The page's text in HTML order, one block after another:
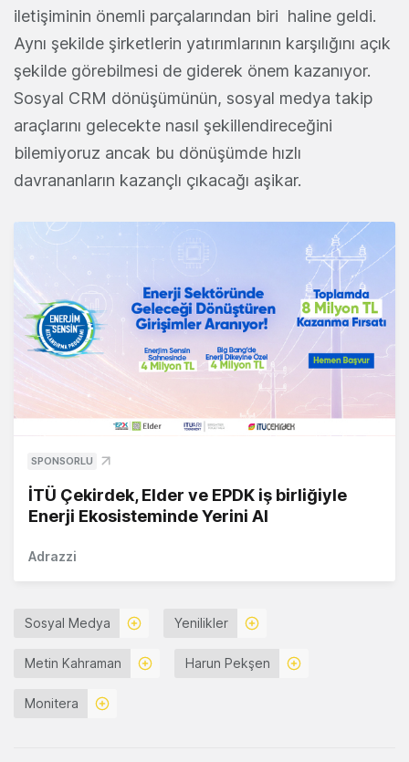
iletişiminin önemli parçalarından biri haline geldi.
Aynı şekilde şirketlerin yatırımlarının karşılığını açık
şekilde görebilmesi de giderek önem kazanıyor.
Sosyal CRM dönüşümünün, sosyal medya takip
araçlarını gelecekte nasıl şekillendireceğini
bilemiyoruz ancak bu dönüşümde hızlı
davrananların kazançlı çıkacağı aşikar.
SPONSORLU
İTÜ Çekirdek, Elder ve EPDK iş birliğiyle
Enerji Ekosisteminde Yerini Al
Adrazzi
Sosyal Medya Yenilikler
Metin Kahraman Harun Pekşen
Monitera